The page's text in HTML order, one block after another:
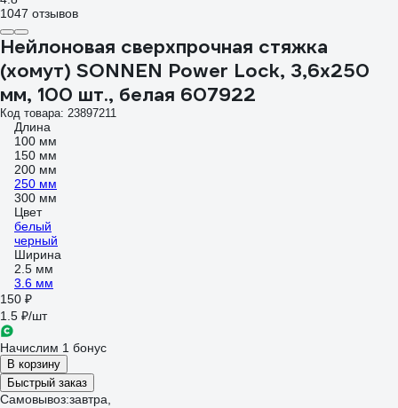
1047 отзывов
Нейлоновая сверхпрочная стяжка
(хомут) SONNEN Power Lock, 3,6x250
мм, 100 шт., белая 607922
Код товара: 23897211
Длина
100 мм
150 мм
200 мм
250 мм
300 мм
Цвет
белый
черный
Ширина
2.5 мм
3.6 мм
150 ₽
1.5 ₽/шт
Начислим 1 бонус
В корзину
Быстрый заказ
Самовывоз:завтра,